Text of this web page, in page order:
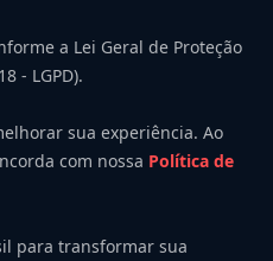
a Lei Geral de Proteção
- LGPD).
sua experiência. Ao
com nossa Política de
para transformar sua